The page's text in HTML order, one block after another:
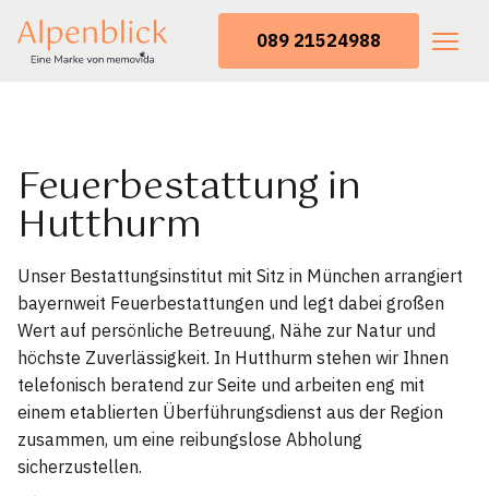
089 21524988
Feuerbestattung in
Hutthurm
Unser Bestattungsinstitut mit Sitz in München arrangiert
bayernweit Feuerbestattungen und legt dabei großen
Wert auf persönliche Betreuung, Nähe zur Natur und
höchste Zuverlässigkeit. In Hutthurm stehen wir Ihnen
telefonisch beratend zur Seite und arbeiten eng mit
einem etablierten Überführungsdienst aus der Region
zusammen, um eine reibungslose Abholung
sicherzustellen.